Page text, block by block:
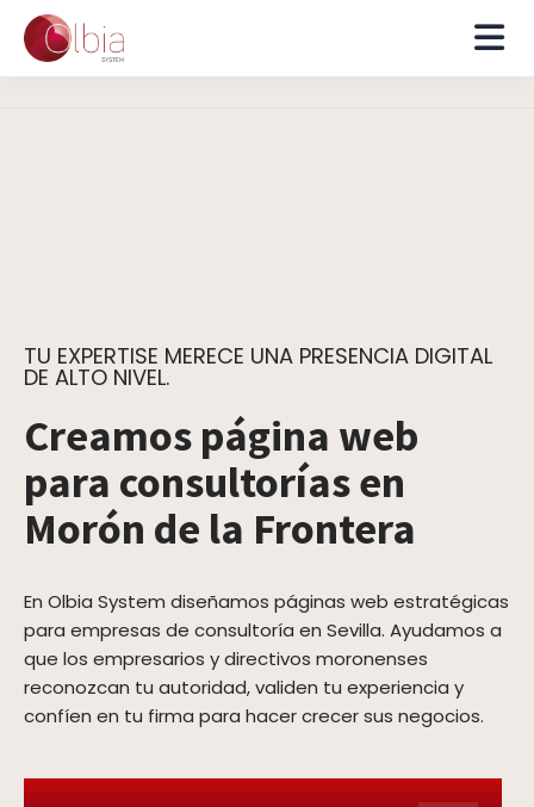
TU EXPERTISE MERECE UNA PRESENCIA DIGITAL
DE ALTO NIVEL.
Creamos página web
para consultorías en
Morón de la Frontera
En Olbia System diseñamos páginas web estratégicas
para empresas de consultoría en Sevilla. Ayudamos a
que los empresarios y directivos moronenses
reconozcan tu autoridad, validen tu experiencia y
confíen en tu firma para hacer crecer sus negocios.